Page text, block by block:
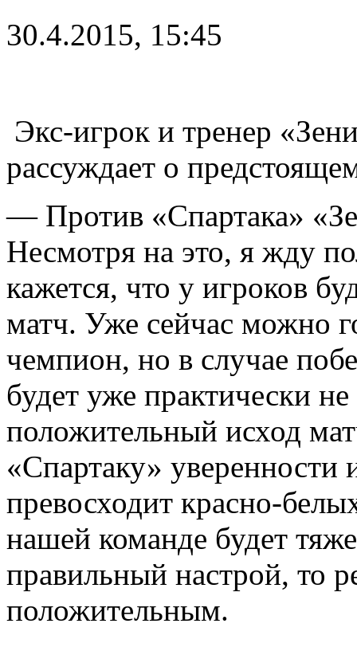
30.4.2015, 15:45
Экс-игрок и тренер
рассуждает о
— Против «Спартака»
Несмотря на это, я жду
кажется, что у игроков
матч. Уже сейчас можно
чемпион, но в случае
будет уже практически
положительный исход
«Спартаку» уверенности
превосходит красно-
нашей команде будет
правильный настрой, то
положительным.